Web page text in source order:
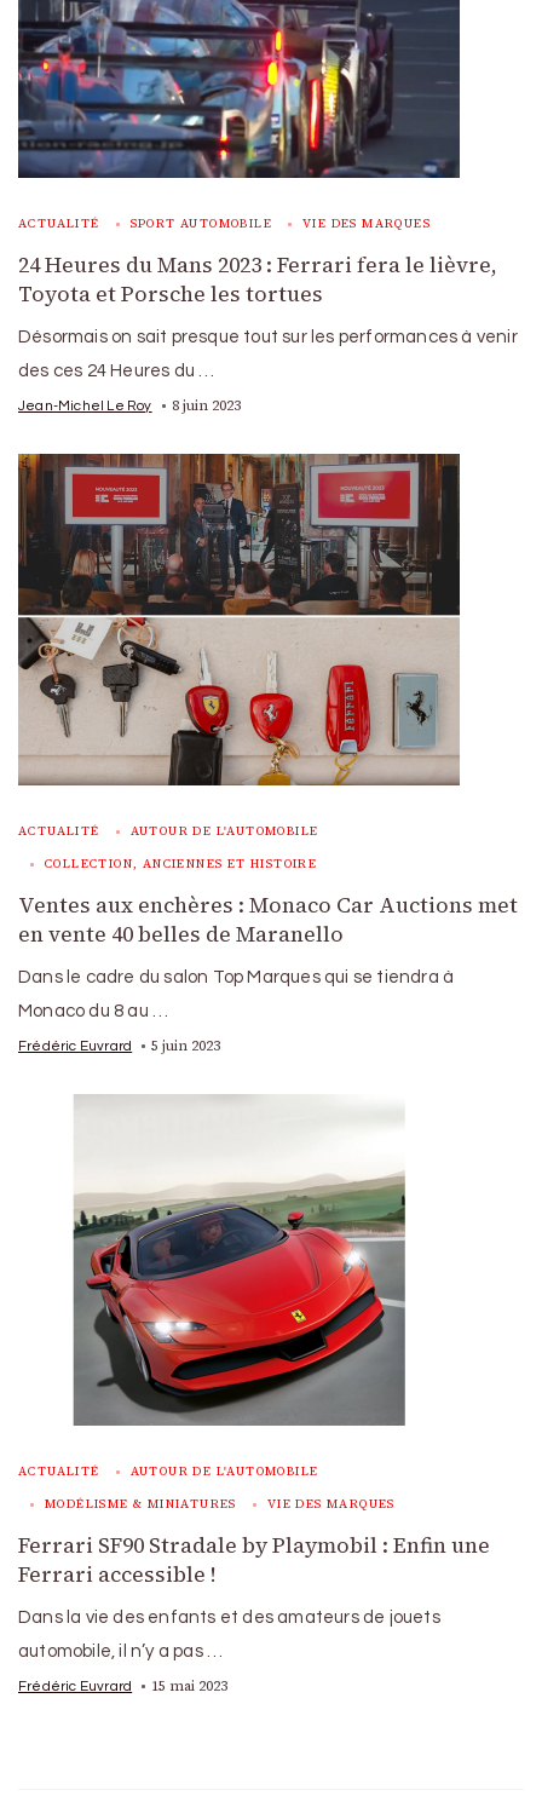
ACTUALITÉ SPORT AUTOMOBILE VIE DES MARQUES
24 Heures du Mans 2023 : Ferrari fera le lièvre,
Toyota et Porsche les tortues
Désormais on sait presque tout sur les performances à venir
des ces 24 Heures du …
Jean-Michel Le Roy 8 juin 2023
ACTUALITÉ AUTOUR DE L'AUTOMOBILE
COLLECTION, ANCIENNES ET HISTOIRE
Ventes aux enchères : Monaco Car Auctions met
en vente 40 belles de Maranello
Dans le cadre du salon Top Marques qui se tiendra à
Monaco du 8 au …
Frédéric Euvrard 5 juin 2023
ACTUALITÉ AUTOUR DE L'AUTOMOBILE
MODÉLISME & MINIATURES VIE DES MARQUES
Ferrari SF90 Stradale by Playmobil : Enfin une
Ferrari accessible !
Dans la vie des enfants et des amateurs de jouets
automobile, il n’y a pas …
Frédéric Euvrard 15 mai 2023